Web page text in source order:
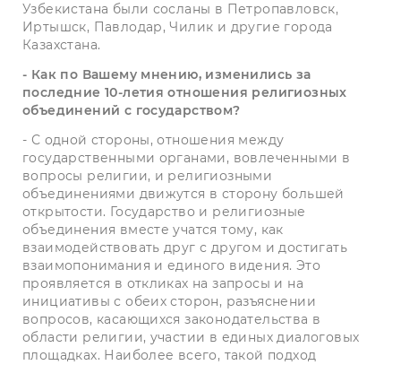
Узбекистана были сосланы в Петропавловск,
Иртышск, Павлодар, Чилик и другие города
Казахстана.
- Как по Вашему мнению, изменились за
последние 10-летия отношения религиозных
объединений с государством?
- С одной стороны, отношения между
государственными органами, вовлеченными в
вопросы религии, и религиозными
объединениями движутся в сторону большей
открытости. Государство и религиозные
объединения вместе учатся тому, как
взаимодействовать друг с другом и достигать
взаимопонимания и единого видения. Это
проявляется в откликах на запросы и на
инициативы с обеих сторон, разъяснении
вопросов, касающихся законодательства в
области религии, участии в единых диалоговых
площадках. Наиболее всего, такой подход